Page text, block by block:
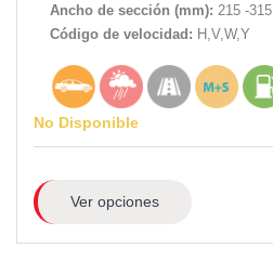
Ancho de sección (mm): 215 -315
Código de velocidad: H,V,W,Y
No Disponible
Ver opciones